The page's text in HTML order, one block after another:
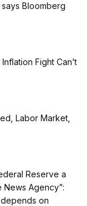
Bloomberg
Fight Can’t
Labor Market,
Reserve a
News Agency”:
on